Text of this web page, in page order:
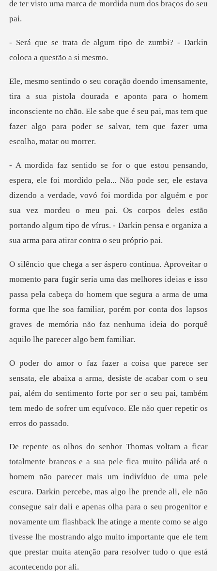
de
m tipo de zumbi? - Darkin
c
a e aponta para o homem
inconsciente no chão. Ele sabe que é seu pai, mas tem q
tava
dizendo a verdade, vovó foi mordida por alguém e por
sua vez mordeu o meu pai. Os corpos deles estão
ias e isso
passa pela cabeça do homem que segura a arma de uma
forma que lhe soa familiar, porém por c
desiste de acabar com o seu
pai, além do sentimento forte por ser o seu pai,
ele
escura. Darkin percebe, mas algo lhe prende ali, ele não
consegue sair dali e apenas olha para o seu progenitor e
novamente um flashback lhe atinge